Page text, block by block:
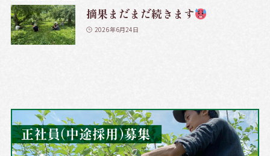
摘果まだまだ続きます
2026年6月24日